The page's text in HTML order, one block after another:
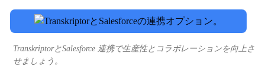
TranskriptorとSalesforce 連携で生産性とコラボレーションを向上さ
せましょう。